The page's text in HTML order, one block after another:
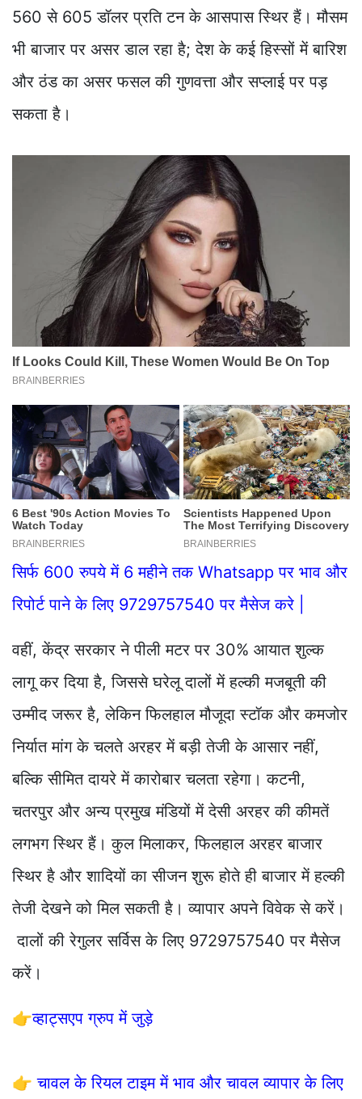
560 से 605 डॉलर प्रति टन के आसपास स्थिर हैं। मौसम
भी बाजार पर असर डाल रहा है; देश के कई हिस्सों में बारिश
और ठंड का असर फसल की गुणवत्ता और सप्लाई पर पड़
सकता है।
सिर्फ 600 रुपये में 6 महीने तक Whatsapp पर भाव और
रिपोर्ट पाने के लिए 9729757540 पर मैसेज करे |
वहीं, केंद्र सरकार ने पीली मटर पर 30% आयात शुल्क
लागू कर दिया है, जिससे घरेलू दालों में हल्की मजबूती की
उम्मीद जरूर है, लेकिन फिलहाल मौजूदा स्टॉक और कमजोर
निर्यात मांग के चलते अरहर में बड़ी तेजी के आसार नहीं,
बल्कि सीमित दायरे में कारोबार चलता रहेगा। कटनी,
चतरपुर और अन्य प्रमुख मंडियों में देसी अरहर की कीमतें
लगभग स्थिर हैं। कुल मिलाकर, फिलहाल अरहर बाजार
स्थिर है और शादियों का सीजन शुरू होते ही बाजार में हल्की
तेजी देखने को मिल सकती है। व्यापार अपने विवेक से करें।
दालों की रेगुलर सर्विस के लिए 9729757540 पर मैसेज
करें।
👉व्हाट्सएप ग्रुप में जुड़े
👉चावल के रियल टाइम में भाव और चावल व्यापार के लिए